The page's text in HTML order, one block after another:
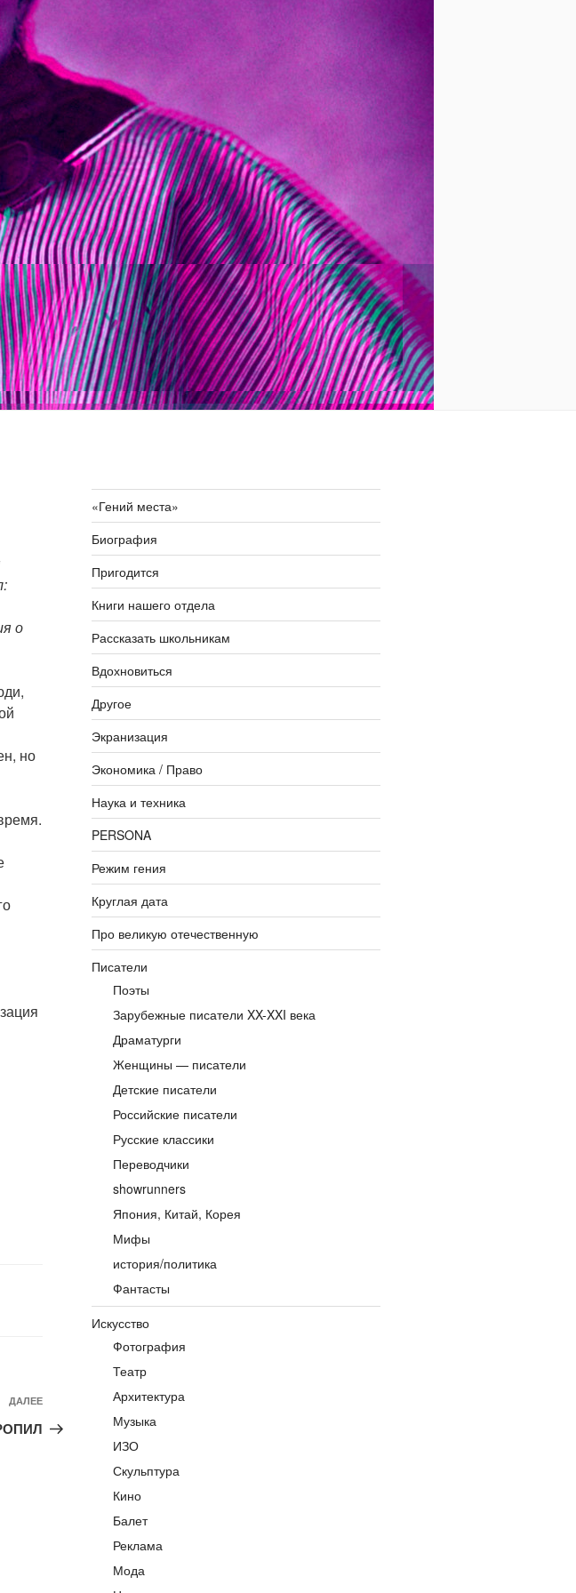
о
но
Следующая
запись
ДАЛЕЕ
«Гений места»
Биография
Пригодится
Книги нашего отдела
Рассказать школьникам
Вдохновиться
Другое
Экранизация
Экономика / Право
Наука и техника
PERSONA
Режим гения
Круглая дата
Про великую отечественную
Писатели
Поэты
Зарубежные писатели XX-XXI века
Драматурги
Женщины — писатели
Детские писатели
Российские писатели
Русские классики
Переводчики
showrunners
Япония, Китай, Корея
Мифы
история/политика
Фантасты
Искусство
Фотография
Театр
Архитектура
Музыка
ИЗО
Скульптура
Кино
Балет
Реклама
Мода